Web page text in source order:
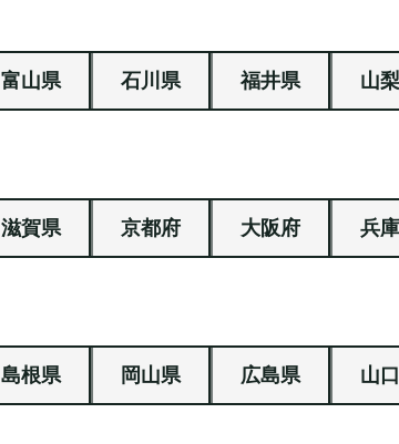
富山県 石川県 福井県 山
滋賀県 京都府 大阪府 兵
島根県 岡山県 広島県 山